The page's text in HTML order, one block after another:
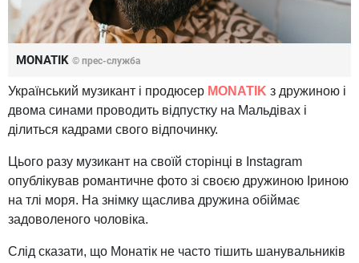
MONATIK © прес-служба
Український музикант і продюсер МОNATIK з дружиною і
двома синами проводить відпустку на Мальдівах і
ділиться кадрами свого відпочинку.
Цього разу музикант на своїй сторінці в Instagram
опублікував романтичне фото зі своєю дружиною Іриною
на тлі моря. На знімку щаслива дружина обіймає
задоволеного чоловіка.
Слід сказати, що Монатік не часто тішить шанувальників